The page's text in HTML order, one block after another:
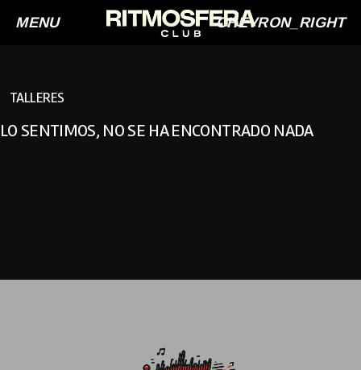
MENU CHEVRON_RIGHT
TALLERES
LO SENTIMOS, NO SE HA ENCONTRADO NADA